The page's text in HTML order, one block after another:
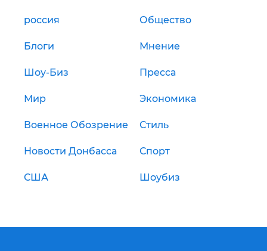
россия Общество
Блоги Мнение
Шоу-Биз Пресса
Мир Экономика
Военное Обозрение Стиль
Новости Донбасса Спорт
США Шоубиз